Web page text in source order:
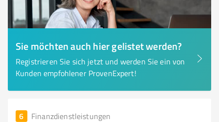
Sie möchten auch hier gelistet werden?
Registrieren Sie sich jetzt und werden Sie ein von
Kunden empfohlener ProvenExpert!
6 Finanzdienstleistungen